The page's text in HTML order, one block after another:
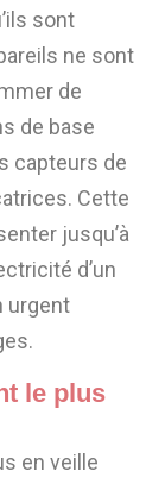
sont
ne sont
de
de base
capteurs de
Cette
jusqu’à
d’un
urgent
le plus
en veille